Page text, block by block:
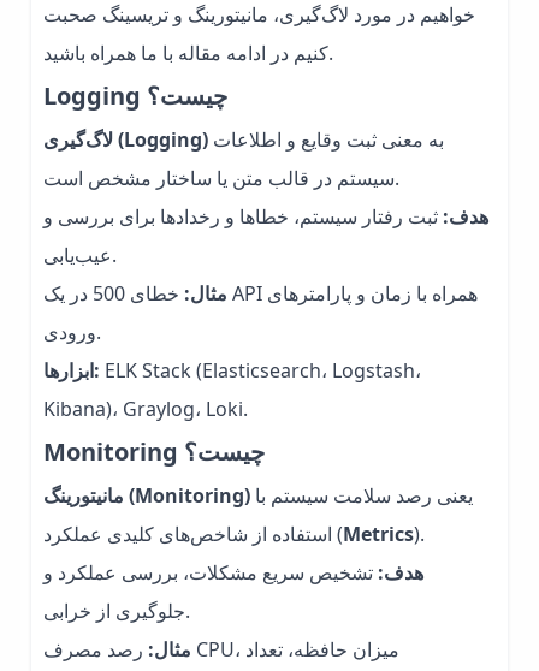
خواهیم در مورد لاگ‌گیری، مانیتورینگ و تریسینگ صحبت
کنیم در ادامه مقاله با ما همراه باشید.
Logging چیست؟
لاگ‌گیری (Logging)
سیستم در قالب متن یا ساختار مشخص است.
هدف: ثبت رفتار سیستم، خطاها و رخدادها برای بررسی و
عیب‌یابی.
مثال:
خطای 500 در یک API همراه با زمان و پارامترهای
ورودی.
ابزارها: ELK Stack (Elasticsearch، Logstash،
Kibana)، Graylog، Loki.
Monitoring چیست؟
مانیتورینگ (Monitoring)
استفاده از شاخص‌های کلیدی عملکرد (Metrics).
هدف: تشخیص سریع مشکلات، بررسی عملکرد و
جلوگیری از خرابی.
مثال: رصد مصرف CPU، میزان حافظه، تعداد